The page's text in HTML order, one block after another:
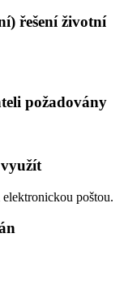
řešení životní
požadovány
poštou.